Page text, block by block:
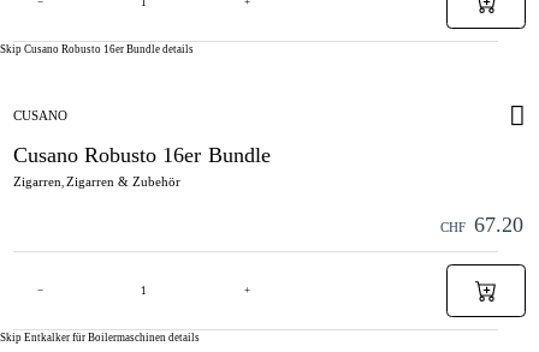
Skip Cusano Robusto 16er Bundle details
CUSANO
Cusano Robusto 16er Bundle
Zigarren, Zigarren & Zubehör
CHF 67.20
− +
Skip Entkalker für Boilermaschinen details